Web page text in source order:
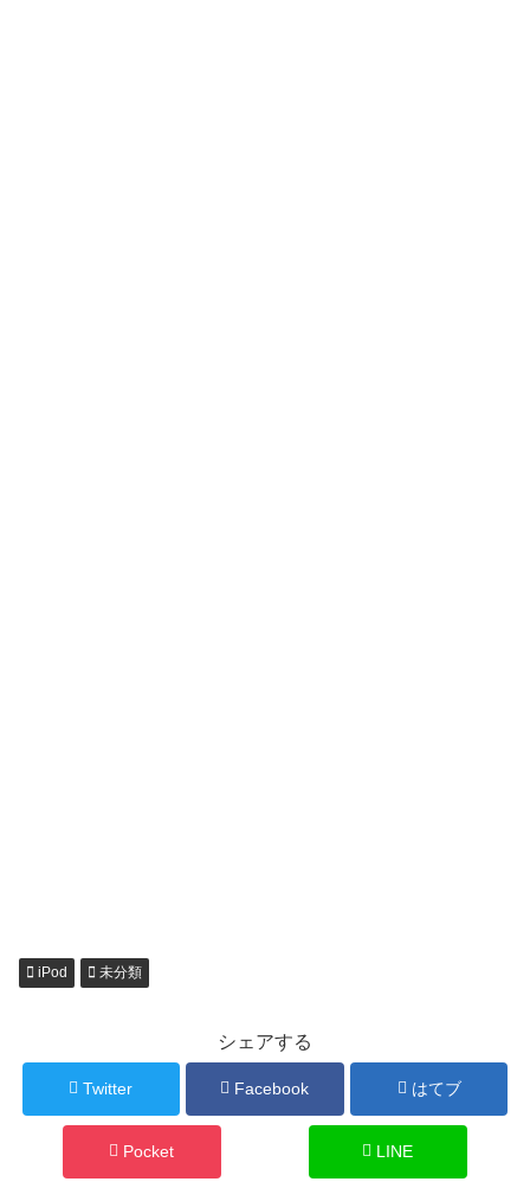
iPod 未分類
シェアする
Twitter Facebook はてブ
Pocket LINE